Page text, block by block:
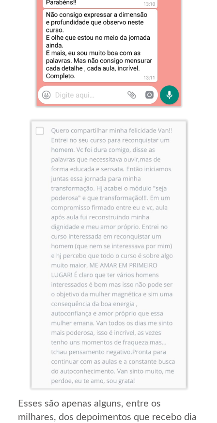
Esses são apenas alguns, entre os
milhares, dos depoimentos que recebo dia